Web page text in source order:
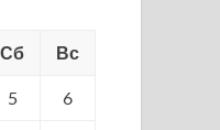
Сб Вс
5 6